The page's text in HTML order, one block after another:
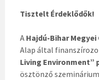
Tisztelt Érdeklődők!
A Hajdú-Bihar
Alap által
Living Environment”
ösztönző